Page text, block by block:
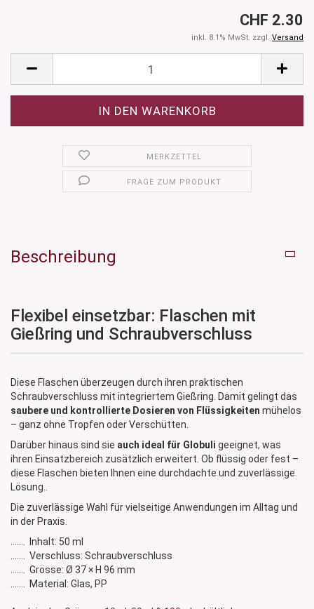
CHF 2.30
inkl. 8.1% MwSt. zzgl. Versand
MERKZETTEL
FRAGE ZUM PRODUKT
Beschreibung
Flexibel einsetzbar: Flaschen mit
Gießring und Schraubverschluss
Diese Flaschen überzeugen durch ihren praktischen
Schraubverschluss mit integriertem Gießring. Damit gelingt das
saubere und kontrollierte Dosieren von Flüssigkeiten mühelos
– ganz ohne Tropfen oder Verschütten.
Darüber hinaus sind sie auch ideal für Globuli geeignet, was
ihren Einsatzbereich zusätzlich erweitert. Ob flüssig oder fest –
diese Flaschen bieten Ihnen eine durchdachte und zuverlässige
Lösung..
Die zuverlässige Wahl für vielseitige Anwendungen im Alltag und
in der Praxis.
....... Inhalt: 50 ml
....... Verschluss: Schraubverschluss
....... Grösse: Ø 37 × H 96 mm
....... Material: Glas, PP